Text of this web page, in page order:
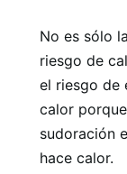
No es sólo
riesgo de
el riesgo de
calor
sudoración
hace calor.